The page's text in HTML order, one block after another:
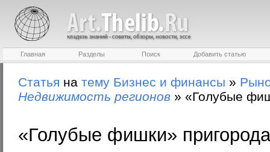
Главная Разделы Поиск Добавить статью
Статья на тему Бизнес и финансы »
Недвижимость регионов » «Голубые
«Голубые фишки» пригорода